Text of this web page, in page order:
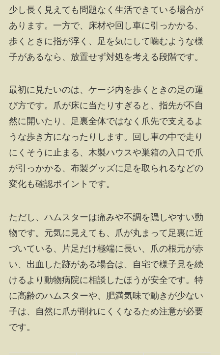
少し長く見えても問題なく生活できている場合が
あります。一方で、床材や回し車に引っかかる、
歩くときに指が浮く、足を気にして噛むような様
子があるなら、放置せず対処を考える段階です。
最初に見たいのは、ケージ内を歩くときの足の運
び方です。爪が床に当たりすぎると、指先が不自
然に開いたり、足裏全体ではなく爪先で支えるよ
うな歩き方になったりします。回し車の中で走り
にくそうに止まる、木製ハウスや巣箱の入口で爪
が引っかかる、布製グッズに足を取られるなどの
変化も確認ポイントです。
ただし、ハムスターは痛みや不調を隠しやすい動
物です。元気に見えても、爪が丸まって足裏に近
づいている、片足だけ極端に長い、爪の根元が赤
い、出血した跡がある場合は、自宅で様子見を続
けるより動物病院に相談したほうが安全です。特
に高齢のハムスターや、肥満気味で動きが少ない
子は、自然に爪が削れにくくなるため注意が必要
です。